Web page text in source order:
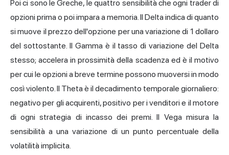
Poi ci sono le Greche, le quattro sensibilità che ogni trader di
opzioni prima o poi impara a memoria. IlDelta indica di quanto
si muove il prezzo dell'opzione per una variazione di 1 dollaro
del sottostante. Il Gamma è il tasso di variazione del Delta
stesso; accelera in prossimità della scadenza ed è il motivo
per cui le opzioni a breve termine possono muoversi in modo
così violento. Il Theta è il decadimento temporale giornaliero:
negativo per gli acquirenti, positivo per i venditori e il motore
di ogni strategia di incasso dei premi. Il Vega misura la
sensibilità a una variazione di un punto percentuale della
volatilità implicita.